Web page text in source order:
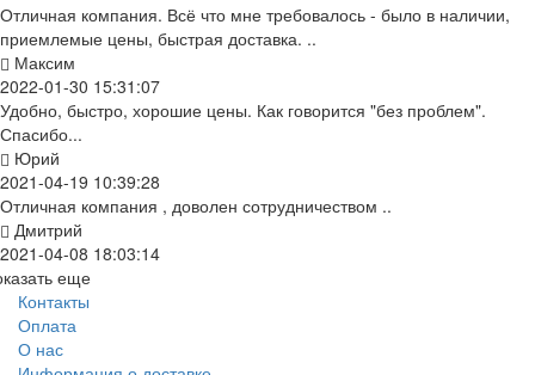
Отличная компания. Всё что мне требовалось - было в наличии,
приемлемые цены, быстрая доставка. ..
Максим
2022-01-30 15:31:07
Удобно, быстро, хорошие цены. Как говорится "без проблем".
Спасибо...
Юрий
2021-04-19 10:39:28
Отличная компания , доволен сотрудничеством ..
Дмитрий
2021-04-08 18:03:14
еще
Контакты
Оплата
О нас